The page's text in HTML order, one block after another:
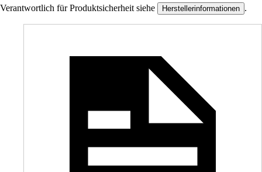
Verantwortlich für Produktsicherheit siehe Herstellerinformationen .